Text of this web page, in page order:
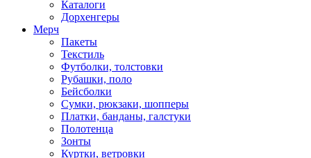
Каталоги
Дорхенгеры
Мерч
Пакеты
Текстиль
Футболки, толстовки
Рубашки, поло
Бейсболки
Cумки, рюкзаки, шопперы
Платки, банданы, галстуки
Полотенца
Зонты
Куртки, ветровки